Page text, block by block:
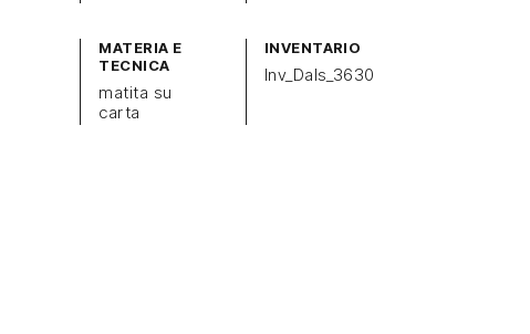
MATERIA E
TECNICA
matita su
carta
INVENTARIO
Inv_Dals_3630